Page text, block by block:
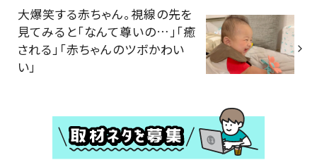
大爆笑する赤ちゃん。視線の先を
見てみると「なんて尊いの…」「癒
される」「赤ちゃんのツボかわい
い」